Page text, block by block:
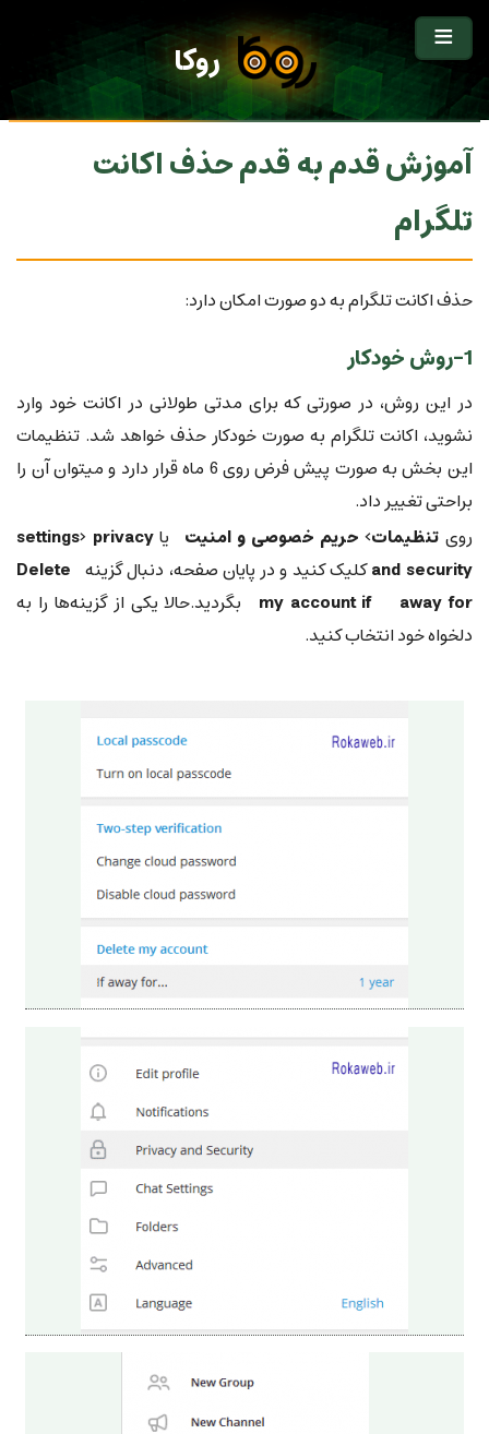
روکا
آموزش قدم به قدم حذف اکانت
تلگرام
حذف اکانت تلگرام به دو صورت امکان دارد:
1-روش خودکار
در این روش، در صورتی که برای مدتی طولانی در اکانت خود وارد
نشوید، اکانت تلگرام به صورت خودکار حذف خواهد شد. تنظیمات
این بخش به صورت پیش فرض روی 6 ماه قرار دارد و میتوان آن را
براحتی تغییر داد.
روی تنظیمات> حریم خصوصی و امنیت یاsettings> privacy
and securityکلیک کنید و در پایان صفحه، دنبال گزینه Delete
my account if away for
بگردید.حالا یکی از گزینه‌ها را به
دلخواه خود انتخاب کنید.